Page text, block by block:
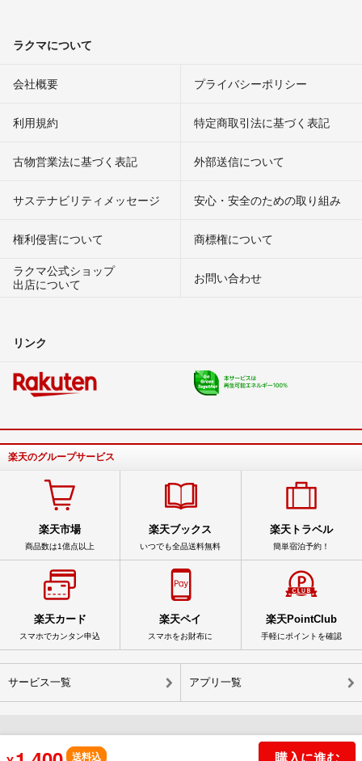
送料込
ラクマについて
会社概要 プライバシーポリシー
利用規約 特定商取引法に基づく表記
古物営業法に基づく表記 外部送信について
サステナビリティメッセージ 安心・安全のための取り組み
権利侵害について
商標権について
ラクマ公式ショップ
出店について
お問い合わせ
リンク
楽天のグループサービス
楽天市場
商品数は1億点以上
楽天ブックス
いつでも全品送料無料
楽天トラベル
簡単宿泊予約！
楽天カード
スマホでカンタン申込
楽天ペイ
スマホをお財布に
楽天PointClub
手軽にポイントを確認
サービス一覧 アプリ一覧